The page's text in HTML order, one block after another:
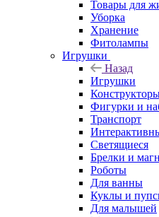
Товары для
Уборка
Хранение
Фитолампы
Игрушки
Назад
Игрушки
Фигурки и
Транспорт
Светящиеся
Брелки и
Роботы
Для ванны
Куклы и
Для малышей